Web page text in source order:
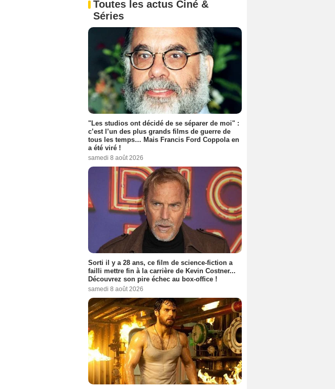
Toutes les actus Ciné &
Séries
"Les studios ont décidé de se séparer de moi" :
c’est l’un des plus grands films de guerre de
tous les temps… Mais Francis Ford Coppola en
a été viré !
samedi 8 août 2026
Sorti il y a 28 ans, ce film de science-fiction a
failli mettre fin à la carrière de Kevin Costner...
Découvrez son pire échec au box-office !
samedi 8 août 2026